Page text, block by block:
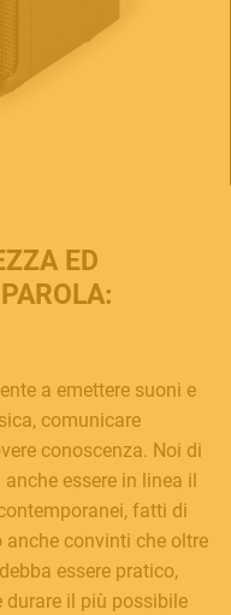
ED
a emettere suoni e
comunicare
conoscenza. Noi di
essere in linea il
fatti di
anche convinti che oltre
essere pratico,
durare il più possibile